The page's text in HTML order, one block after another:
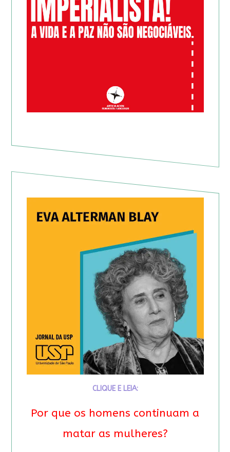
CLIQUE E LEIA:
Por que os homens continuam a
matar as mulheres?